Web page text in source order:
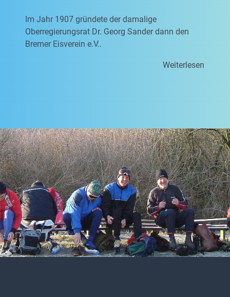
Im Jahr 1907 gründete der damalige
Oberregierungsrat Dr. Georg Sander dann den
Bremer Eisverein e.V..
Weiterlesen